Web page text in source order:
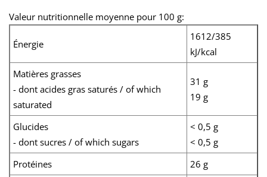
Valeur nutritionnelle moyenne pour 100 g:
Énergie
1612/385
kJ/kcal
Matières grasses
- dont acides gras saturés / of which
saturated
31 g
19 g
Glucides
- dont sucres / of which sugars
< 0,5 g
< 0,5 g
Protéines
26 g